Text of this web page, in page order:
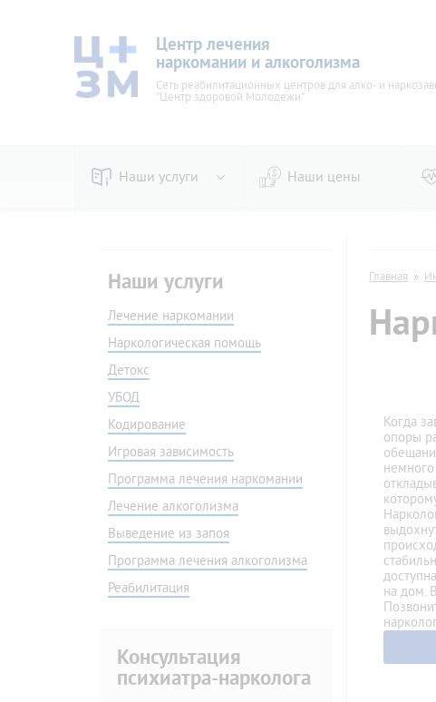
Центр лечения
наркомании и алкоголизма
Сеть реабилитационных центров для алко- и
"Центр здоровой Молодежи"
Наши услуги
Детокс
УБОД
Кодирование
В стационаре
Амбулаторно
На дому
Подростковой
Игровая зависимость
Программа лечения наркомании
Мотивация на лечение
Снятие ломки
Снятие ломки в стационаре
Программа
Нарколог
В дневном
Гипнозом
По методу
По методу
Наши цены
Главная »
Когда
опоры
немного
на дом.
Наши услуги
Лечение наркомании
Наркологическая помощь
Детокс
УБОД
Кодирование
Игровая зависимость
Программа лечения наркомании
Лечение алкоголизма
Выведение из запоя
Программа лечения алкоголизма
Реабилитация
Консультация
психиатра-нарколога